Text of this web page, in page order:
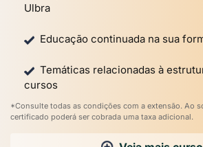
Ulbra
Educação continuada na sua
Temáticas relacionadas à
cursos
*Consulte todas as condições com a extensão. Ao
certificado poderá ser cobrada uma taxa adicional.